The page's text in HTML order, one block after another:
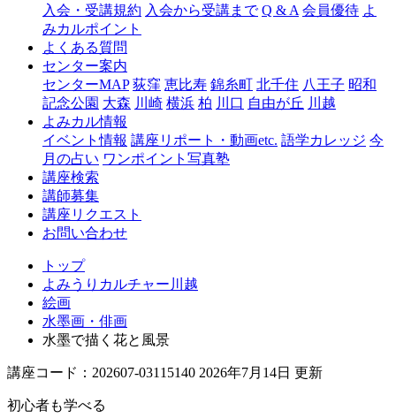
ャ
越
入会・受講規約 入会から受講まで Q & A 会員優待 よ
みカルポイント
よくある質問
センター案内
センターMAP 荻窪 恵比寿 錦糸町 北千住 八王子 昭和
記念公園 大森 川崎 横浜 柏 川口 自由が丘 川越
よみカル情報
イベント情報 講座リポート・動画etc. 語学カレッジ 今
月の占い ワンポイント写真塾
講座検索
講師募集
講座リクエスト
お問い合わせ
トップ
よみうりカルチャー川越
絵画
水墨画・俳画
水墨で描く花と風景
講座コード：202607-03115140 2026年7月14日 更新
初心者も学べる